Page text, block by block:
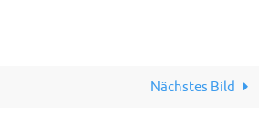
Nächstes Bild